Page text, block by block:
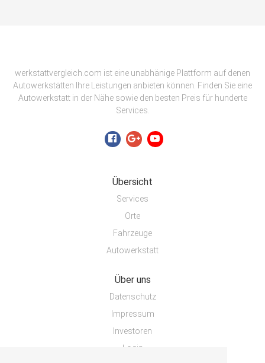
werkstattvergleich.com ist eine unabhänige Plattform auf denen
Autowerkstätten Ihre Leistungen anbieten können. Finden Sie eine
Autowerkstatt in der Nähe sowie den besten Preis für hunderte
Services.
Übersicht
Services
Orte
Fahrzeuge
Autowerkstatt
Über uns
Datenschutz
Impressum
Investoren
Login